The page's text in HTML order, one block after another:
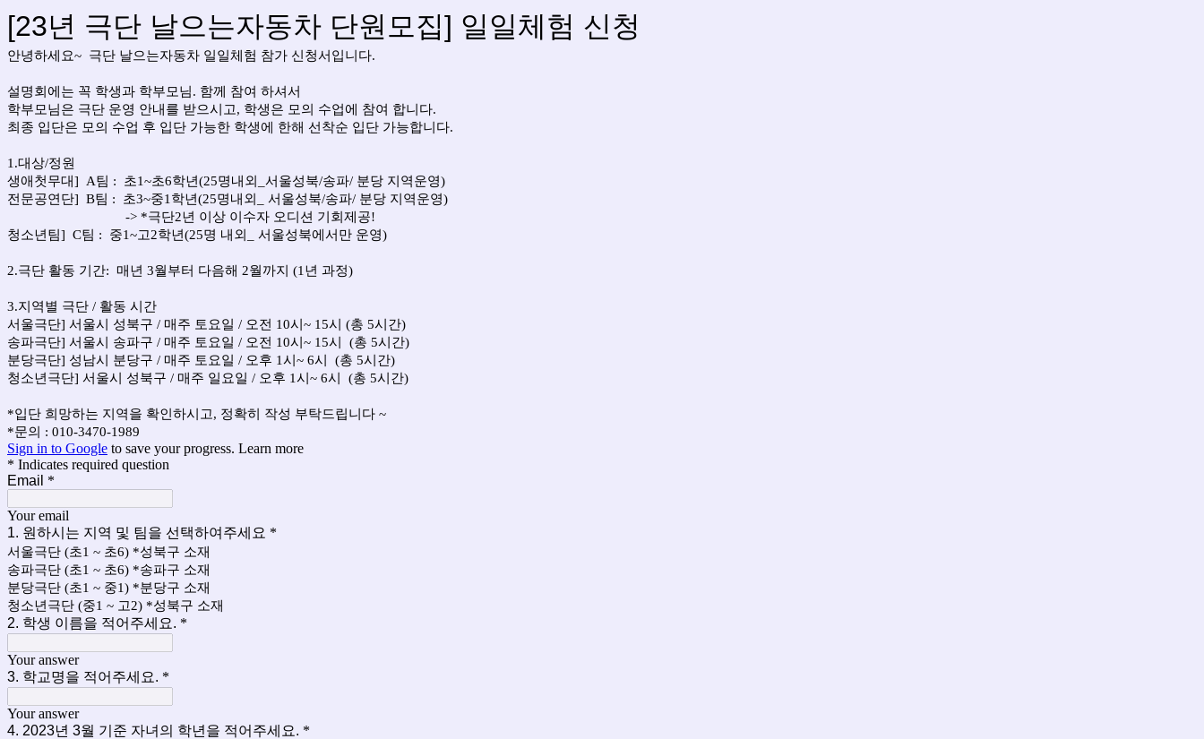
[23년 극단 날으는자동차 단원모집] 일일체험 신청
안녕하세요~ 극단 날으는자동차 일일체험 참가 신청서입니다.
설명회에는 꼭 학생과 학부모님. 함께 참여 하셔서
학부모님은 극단 운영 안내를 받으시고, 학생은 모의 수업에 참여 합니다.
최종 입단은 모의 수업 후 입단 가능한 학생에 한해 선착순 입단 가능합니다.
1.대상/정원
생애첫무대] A팀 : 초1~초6학년(25명내외_서울성북/송파/ 분당 지역운영)
전문공연단] B팀 : 초3~중1학년(25명내외
서울성북/송파/ 분당 지역운영)
-> *극단2년 이상 이수자 오디션 기회제공!
청소년팀] C팀 : 중1~고2학년(25명 내외_ 서울성북에서만 운영)
2.극단 활동 기간: 매년 3월부터 다음해 2월까지 (1년 과정)
3.지역별 극단 / 활동 시간
서울극단] 서울시 성북구 / 매주 토요일 / 오전 10시~ 15시 (총 5시간)
송파극단] 서울시 송파구 / 매주 토요일 / 오전 10시~ 15시
(총 5시간)
분당극단] 성남시 분당구 / 매주 토요일 / 오후 1시~ 6시
(총 5시간)
청소년극단] 서울시 성북구 / 매주 일요일 / 오후 1시~ 6시 (총 5시간)
*입단 희망하는 지역을 확인하시고, 정확히 작성 부탁드립니다 ~
*문의 : 010-3470-1989
Sign in to Google to save your progress. Learn more
* Indicates required question
Email *
Your email
1. 원하시는 지역 및 팀을 선택하여주세요 *
서울극단 (초1 ~ 초6) *성북구 소재
송파극단 (초1 ~ 초6) *송파구 소재
분당극단 (초1 ~ 중1) *분당구 소재
청소년극단 (중1 ~ 고2) *성북구 소재
2. 학생 이름을 적어주세요. *
Your answer
3. 학교명을 적어주세요. *
Your answer
4. 2023년 3월 기준 자녀의 학년을 적어주세요. *